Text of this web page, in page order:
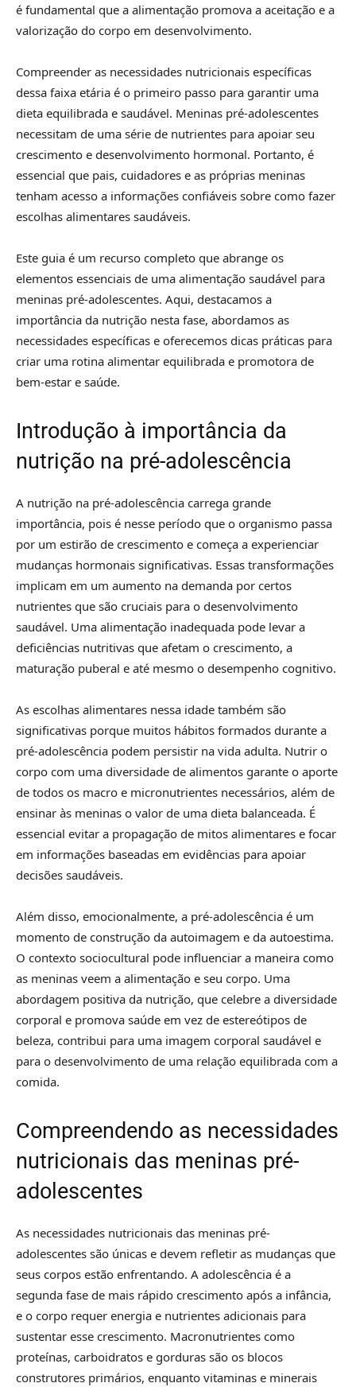
é fundamental que a alimentação promova a aceitação e a
valorização do corpo em desenvolvimento.
Compreender as necessidades nutricionais específicas
dessa faixa etária é o primeiro passo para garantir uma
dieta equilibrada e saudável. Meninas pré-adolescentes
necessitam de uma série de nutrientes para apoiar seu
crescimento e desenvolvimento hormonal. Portanto, é
essencial que pais, cuidadores e as próprias meninas
tenham acesso a informações confiáveis sobre como fazer
escolhas alimentares saudáveis.
Este guia é um recurso completo que abrange os
elementos essenciais de uma alimentação saudável para
meninas pré-adolescentes. Aqui, destacamos a
importância da nutrição nesta fase, abordamos as
necessidades específicas e oferecemos dicas práticas para
criar uma rotina alimentar equilibrada e promotora de
bem-estar e saúde.
Introdução à importância da
nutrição na pré-adolescência
A nutrição na pré-adolescência carrega grande
importância, pois é nesse período que o organismo passa
por um estirão de crescimento e começa a experienciar
mudanças hormonais significativas. Essas transformações
implicam em um aumento na demanda por certos
nutrientes que são cruciais para o desenvolvimento
saudável. Uma alimentação inadequada pode levar a
deficiências nutritivas que afetam o crescimento, a
maturação puberal e até mesmo o desempenho cognitivo.
As escolhas alimentares nessa idade também são
significativas porque muitos hábitos formados durante a
pré-adolescência podem persistir na vida adulta. Nutrir o
corpo com uma diversidade de alimentos garante o aporte
de todos os macro e micronutrientes necessários, além de
ensinar às meninas o valor de uma dieta balanceada. É
essencial evitar a propagação de mitos alimentares e focar
em informações baseadas em evidências para apoiar
decisões saudáveis.
Além disso, emocionalmente, a pré-adolescência é um
momento de construção da autoimagem e da autoestima.
O contexto sociocultural pode influenciar a maneira como
as meninas veem a alimentação e seu corpo. Uma
abordagem positiva da nutrição, que celebre a diversidade
corporal e promova saúde em vez de estereótipos de
beleza, contribui para uma imagem corporal saudável e
para o desenvolvimento de uma relação equilibrada com a
comida.
Compreendendo as necessidades
nutricionais das meninas pré-
adolescentes
As necessidades nutricionais das meninas pré-
adolescentes são únicas e devem refletir as mudanças que
seus corpos estão enfrentando. A adolescência é a
segunda fase de mais rápido crescimento após a infância,
e o corpo requer energia e nutrientes adicionais para
sustentar esse crescimento. Macronutrientes como
proteínas, carboidratos e gorduras são os blocos
construtores primários, enquanto vitaminas e minerais